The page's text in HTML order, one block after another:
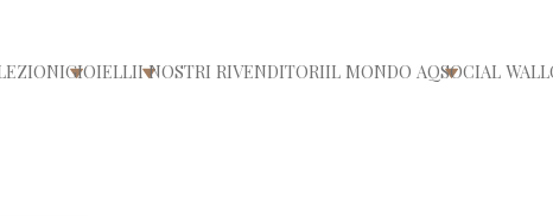
menù
Apri/chiudi menù
GIOIELLIApri/chiudi menù
I NOSTRI RIVENDITORIIL MONDO AQApri/chiudi
SOCIAL WALL